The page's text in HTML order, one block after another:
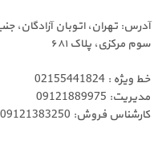
آدرس: تهران، اتوبان آزادگان،
سوم مرکزی، پلاک ۶۸۱
خط ویژه : 02155441824
مدیریت: 09121889975
کارشناس فروش: 09121383250